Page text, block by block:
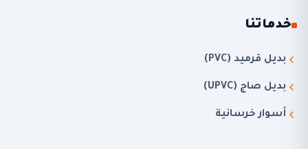
خدماتنا
بديل قرميد (PVC)
بديل صاج (UPVC)
أسوار خرسانية